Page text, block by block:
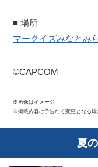
■ 場所
マークイズみなとみ
©CAPCOM
※画像はイメージ
※掲載内容は予告なく変更となる場
夏